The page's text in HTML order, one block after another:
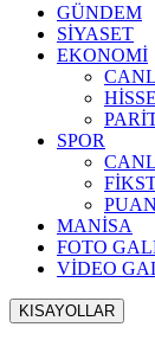
GÜNDEM
SİYASET
EKONOMİ
SPOR
MANİSA
FOTO
VİDEO
KISAYOLLAR